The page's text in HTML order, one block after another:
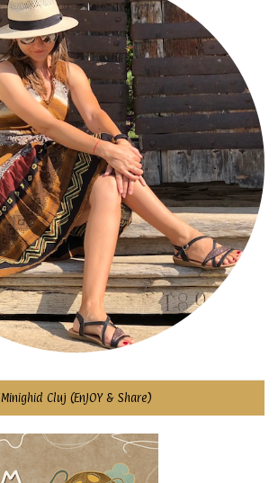
Minighid Cluj (EnJOY & Share)